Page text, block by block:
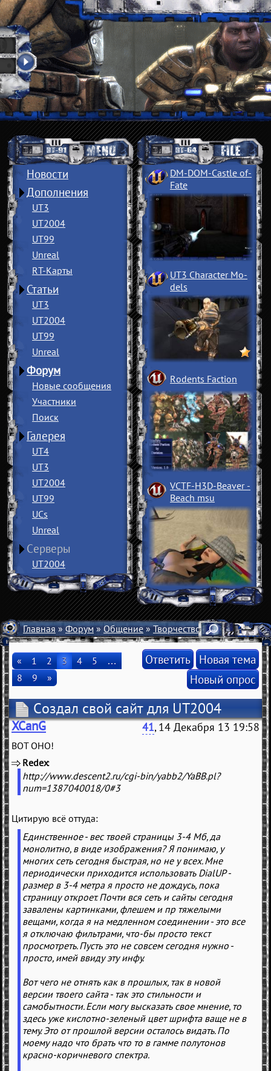
Новости
Дополнения
UT3
UT2004
UT99
Unreal
RT-Карты
Статьи
UT3
UT2004
UT99
Unreal
Форум
Новые сообщения
Участники
Поиск
Галерея
UT4
UT3
UT2004
UT99
UCs
Unreal
Серверы
UT2004
DM-DOM-Castle of­
Fate
UT3 Character Mo­
dels
Rodents Faction
VCTF-H3D-Beaver ­
Beach msu
Главная»Форум»Общение»Творчество» Создал свой
« 1 2 3 4 5
…
8
9 »
Ответить Новая тема
Новый опрос
Создал свой сайт для UT2004
XCanG 41, 14 Декабря 13 19:58
ВОТ ОНО!
Redex
http://www.descent2.ru/cgi-bin/yabb2/YaBB.pl?
num=1387040018/0#3
Цитирую всё оттуда:
Единственное - вес твоей страницы 3-4 Мб, да
монолитно, в виде изображения? Я понимаю, у
многих сеть сегодня быстрая, но не у всех. Мне
периодически приходится использовать DialUP -
размер в 3-4 метра я просто не дождусь, пока
страницу откроет. Почти вся сеть и сайты сегодня
завалены картинками, флешем и пр тяжелыми
вещами, когда я на медленном соединении - это все
я отключаю фильтрами, что-бы просто текст
просмотреть. Пусть это не совсем сегодня нужно -
просто, имей ввиду эту инфу.
Вот чего не отнять как в прошлых, так в новой
версии твоего сайта - так это стильности и
самобытности. Если могу высказать свое мнение, то
здесь уже кислотно-зеленый цвет шрифта ваще не в
тему. Это от прошлой версии осталось видать. По
моему надо что брать что то в гамме полутонов
красно-коричневого спектра.